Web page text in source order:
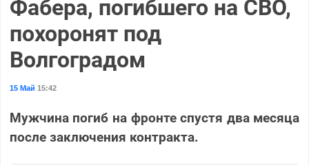
Фабера, погибшего на СВО,
похоронят под
Волгоградом
15 Май 15:42
Мужчина погиб на фронте спустя два месяца
после заключения контракта.